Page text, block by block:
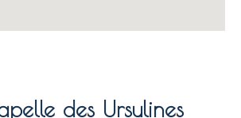
des Ursulines